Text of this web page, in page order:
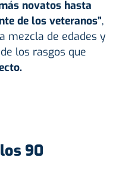
novatos hasta
de los veteranos”,
mezcla de edades y
los rasgos que
90